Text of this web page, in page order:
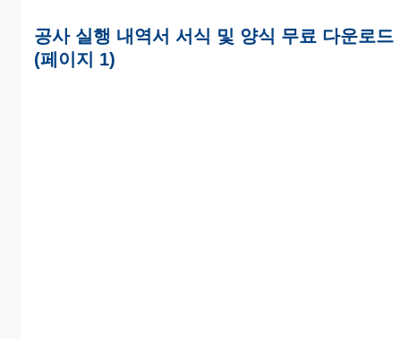
공사 실행 내역서 서식 및 양식 무료 다운로드
(페이지 1)